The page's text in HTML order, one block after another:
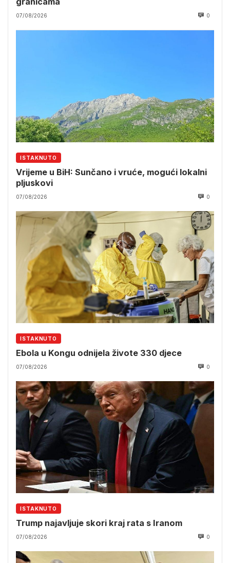
07/08/2026 0
ISTAKNUTO
Vrijeme u BiH: Sunčano i vruće, mogući lokalni
pljuskovi
07/08/2026 0
ISTAKNUTO
Ebola u Kongu odnijela živote 330 djece
07/08/2026 0
ISTAKNUTO
Trump najavljuje skori kraj rata s Iranom
07/08/2026 0